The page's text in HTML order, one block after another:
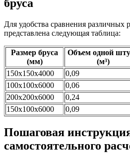
бруса
Для удобства сравнения различных
представлена следующая таблица:
Размер бруса
(мм)
Объем одной
(м³)
150х150х4000
0,09
100х100х6000
0,06
200х200х6000
0,24
150х100х6000
0,09
Пошаговая
самостоятельного